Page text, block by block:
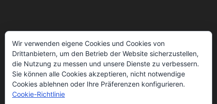
CHAMBERTRUST® VERIFIED BUSINESS
DIRECTORY
Wir verwenden eigene Cookies und Cookies von
Drittanbietern, um den Betrieb der Website sicherzustellen,
die Nutzung zu messen und unsere Dienste zu verbessern.
Sie können alle Cookies akzeptieren, nicht notwendige
Cookies ablehnen oder Ihre Präferenzen konfigurieren.
Cookie-Richtlinie